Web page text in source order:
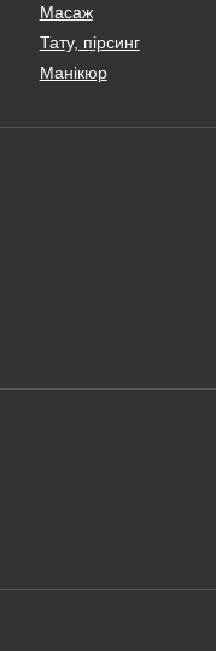
Масаж
Тату, пірсинг
Манікюр